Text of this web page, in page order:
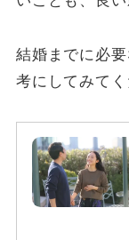
結婚までに必
考にしてみてく